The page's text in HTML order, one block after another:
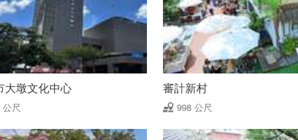
大墩文化中心
尺
審計新村
998 公尺